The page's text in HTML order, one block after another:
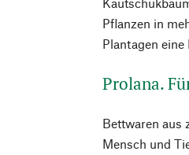
Pflanzen in
Plantagen
Prolana.
Bettwaren aus
Mensch und